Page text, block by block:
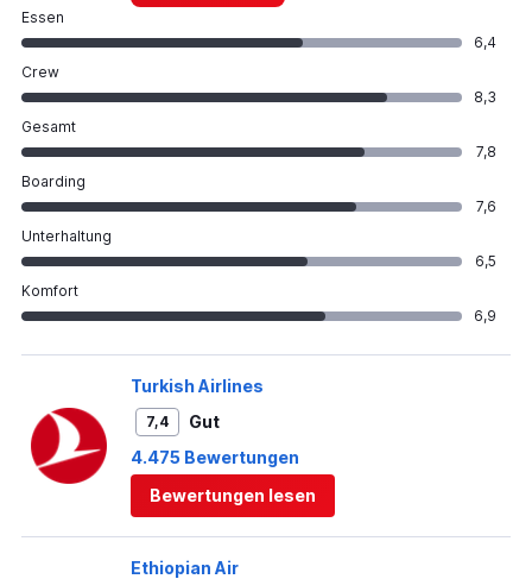
Essen
6,4
Crew
8,3
Gesamt
7,8
Boarding
7,6
Unterhaltung
6,5
Komfort
6,9
Turkish Airlines
7,4
Gut
4.475 Bewertungen
Bewertungen lesen
Ethiopian Air